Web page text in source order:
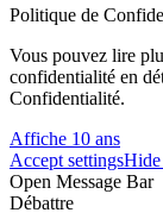
Politique de
Vous pouvez lire
confidentialité en
Confidentialité.
Affiche 10 ans
Accept settings
Open Message Bar
Débattre